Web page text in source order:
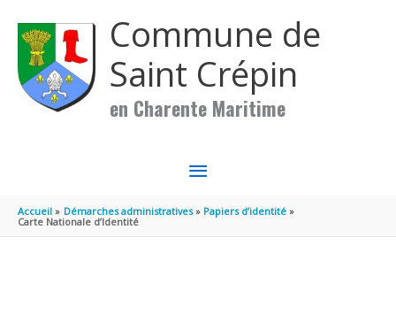
Commune de
Saint Crépin
en Charente Maritime
MENU
PRINCIPAL
Accueil Démarches administratives
Papiers d’identité
Carte Nationale d’Identité